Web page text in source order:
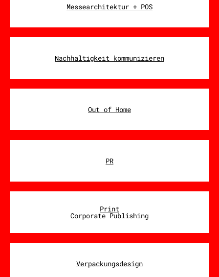
Messearchitektur + POS
Nachhaltigkeit kommunizieren
Out of Home
PR
Print
Corporate Publishing
Verpackungsdesign